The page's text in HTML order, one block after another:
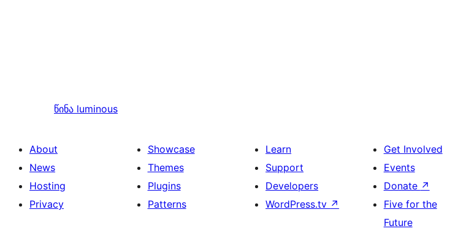
წინა luminous
About
News
Hosting
Privacy
Showcase
Themes
Plugins
Patterns
Learn
Support
Developers
WordPress.tv ↗
Get Involved
Events
Donate ↗
Five for the
Future